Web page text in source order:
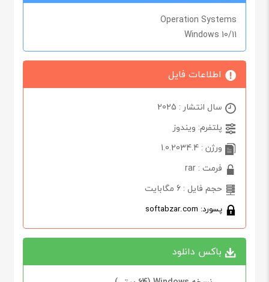
Operation Systems
Windows 10/11
اطلاعات فایل
سال انتشار : 2025
پلتفرم: ویندوز
ورژن : 1.0.2034.4
فرمت : rar
حجم فایل : 6 مگابایت
پسورد: softabzar.com
باکس دانلود